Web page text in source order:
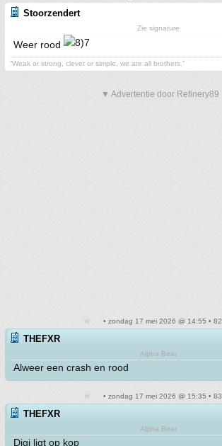
Stoorzendert
Zie signature
Weer rood
“Weak or strong, clever or simple, we are all brothers.”
▼ Advertentie door Refinery89
• zondag 17 mei 2026 @ 14:55 • 82
THEFXR
Alpha Bear
Alweer een crash en rood
• zondag 17 mei 2026 @ 15:35 • 83
THEFXR
Alpha Bear
Digi ligt op kop